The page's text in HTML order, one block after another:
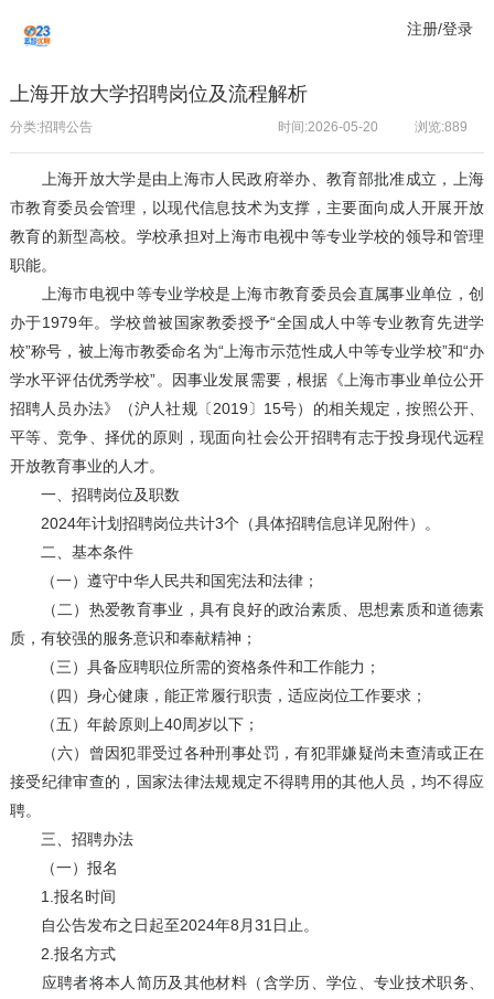
注册/登录
上海开放大学招聘岗位及流程解析
分类:招聘公告 浏览:889
时间:2026-05-20
上海开放大学是由上海市人民政府举办、教育部批准成立，上海
市教育委员会管理，以现代信息技术为支撑，主要面向成人开展开放
教育的新型高校。学校承担对上海市电视中等专业学校的领导和管理
职能。
上海市电视中等专业学校是上海市教育委员会直属事业单位，创
办于1979年。学校曾被国家教委授予“全国成人中等专业教育先进学
校”称号，被上海市教委命名为“上海市示范性成人中等专业学校”和“办
学水平评估优秀学校”。因事业发展需要，根据《上海市事业单位公开
招聘人员办法》（沪人社规〔2019〕15号）的相关规定，按照公开、
平等、竞争、择优的原则，现面向社会公开招聘有志于投身现代远程
开放教育事业的人才。
一、招聘岗位及职数
2024年计划招聘岗位共计3个（具体招聘信息详见附件）。
二、基本条件
（一）遵守中华人民共和国宪法和法律；
（二）热爱教育事业，具有良好的政治素质、思想素质和道德素
质，有较强的服务意识和奉献精神；
（三）具备应聘职位所需的资格条件和工作能力；
（四）身心健康，能正常履行职责，适应岗位工作要求；
（五）年龄原则上40周岁以下；
（六）曾因犯罪受过各种刑事处罚，有犯罪嫌疑尚未查清或正在
接受纪律审查的，国家法律法规规定不得聘用的其他人员，均不得应
聘。
三、招聘办法
（一）报名
1.报名时间
自公告发布之日起至2024年8月31日止。
2.报名方式
应聘者将本人简历及其他材料（含学历、学位、专业技术职务、